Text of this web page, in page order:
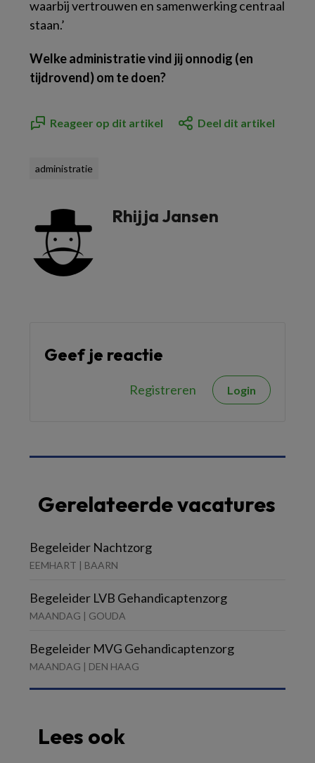
waarbij vertrouwen en samenwerking centraal
staan.’
Welke administratie vind jij onnodig (en
tijdrovend) om te doen?
Reageer op dit artikel Deel dit artikel
administratie
Rhijja Jansen
Geef je reactie
Registreren Login
Gerelateerde vacatures
Begeleider Nachtzorg
EEMHART | BAARN
Begeleider LVB Gehandicaptenzorg
MAANDAG | GOUDA
Begeleider MVG Gehandicaptenzorg
MAANDAG | DEN HAAG
Lees ook